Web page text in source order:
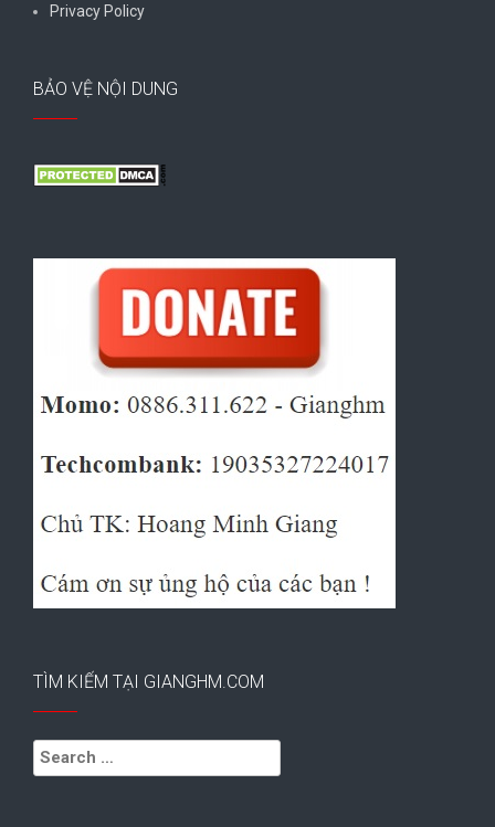
Privacy Policy
BẢO VỆ NỘI DUNG
TÌM KIẾM TẠI GIANGHM.COM
Search
for: